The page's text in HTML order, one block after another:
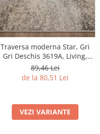
Traversa moderna Star, Gri
Gri Deschis 3619A, Living,
Dormitor, Hol, 80 x 250 cm
89,46 Lei
de la 80,51 Lei
VEZI VARIANTE